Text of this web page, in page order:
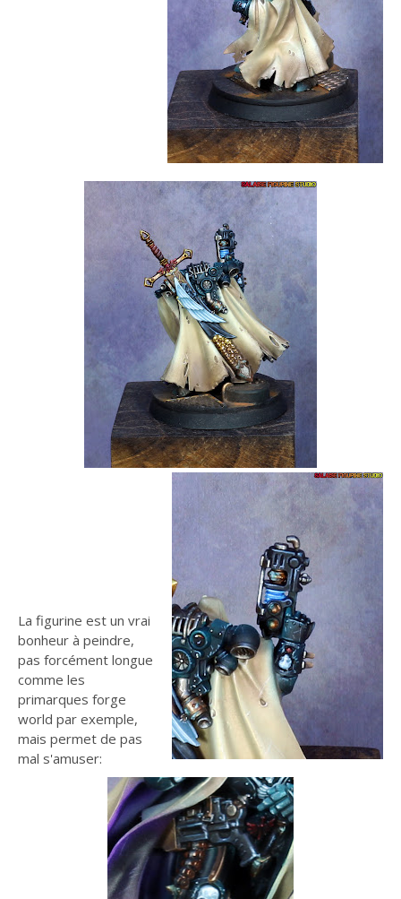
La figurine est un vrai
bonheur à peindre,
pas forcément longue
comme les
primarques forge
world par exemple,
mais permet de pas
mal s'amuser: